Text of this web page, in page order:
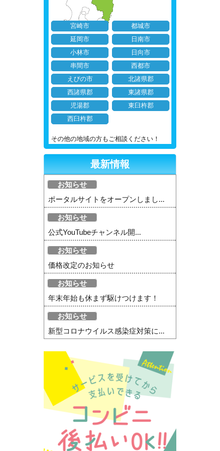
宮崎市
都城市
延岡市
日南市
小林市
日向市
串間市
西都市
えびの市
北諸県郡
西諸県郡
東諸県郡
児湯郡
東臼杵郡
西臼杵郡
その他の地域の方もご相談ください！
最新情報
お知らせ
ポータルサイトをオープンしまし...
お知らせ
公式YouTubeチャンネル開...
お知らせ
価格改定のお知らせ
お知らせ
年末年始も休まず駆けつけます！
お知らせ
新型コロナウイルス感染症対策に...